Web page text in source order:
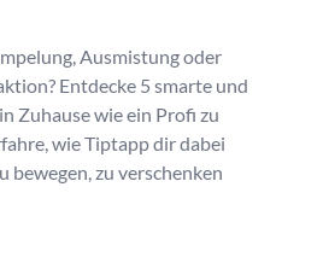
Ausmistung oder
Entdecke 5 smarte und
Zuhause wie ein Profi zu
wie Tiptapp dir dabei
bewegen, zu verschenken